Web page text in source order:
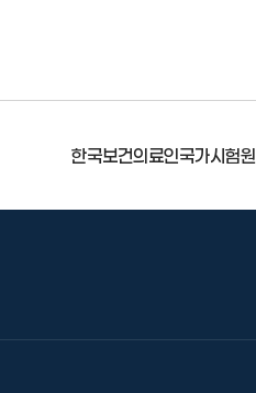
한국보건의료인국가시험원